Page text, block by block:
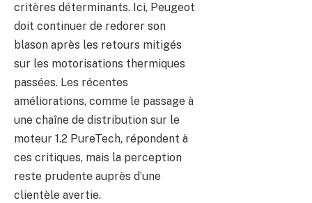
critères déterminants. Ici, Peugeot
doit continuer de redorer son
blason après les retours mitigés
sur les motorisations thermiques
passées. Les récentes
améliorations, comme le passage à
une chaîne de distribution sur le
moteur 1.2 PureTech, répondent à
ces critiques, mais la perception
reste prudente auprès d’une
clientèle avertie.